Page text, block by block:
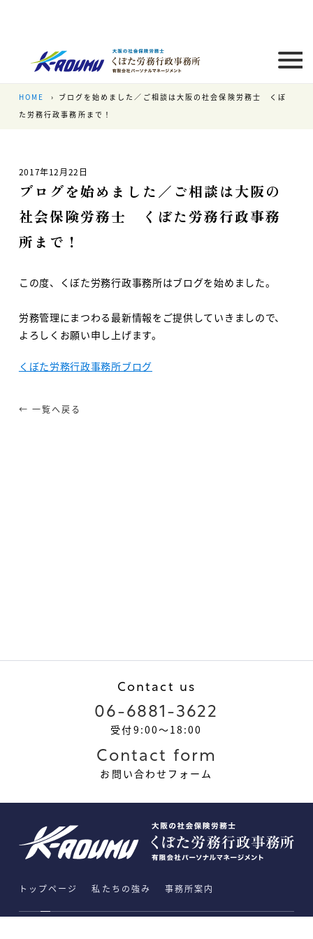
HOME
ブログを始めました／ご相談は大阪の社会保険労務士 くぼ
た労務行政事務所まで！
2017年12月22日
ブログを始めました／ご相談は大阪の
社会保険労務士 くぼた労務行政事務
所まで！
この度、くぼた労務行政事務所はブログを始めました。
労務管理にまつわる最新情報をご提供していきましので、
よろしくお願い申し上げます。
くぼた労務行政事務所ブログ
← 一覧へ戻る
Contact us
06-6881-3622
受付9:00～18:00
Contact form
お問い合わせフォーム
トップページ 私たちの強み 事務所案内